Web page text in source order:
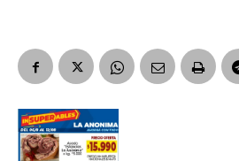
Número de teléfono